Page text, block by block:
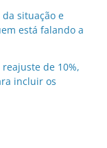
situação e
está falando a
de 10%,
incluir os